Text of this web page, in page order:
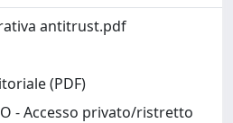
antitrust.pdf
(PDF)
- Accesso privato/ristretto